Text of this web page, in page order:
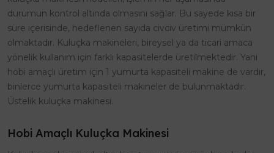
durumun kontrol altında olmasını sağlar. Bu sayede kısa bir
süre içerisinde, hedeflenen sayıda civciv üretimi mümkün
olmaktadır. Kuluçka makineleri, bireysel ya da ticari amaca
yönelik kullanım için farklı kapasitelerde üretilmektedir. Yani
hobi amaçlı üretim için 1 yumurta kapasiteli makine de vardır,
binlerce yumurta kapasiteli makineler de bulunmaktadır.
Üstelik kuluçka makinesi.
Hobi Amaçlı Kuluçka Makinesi